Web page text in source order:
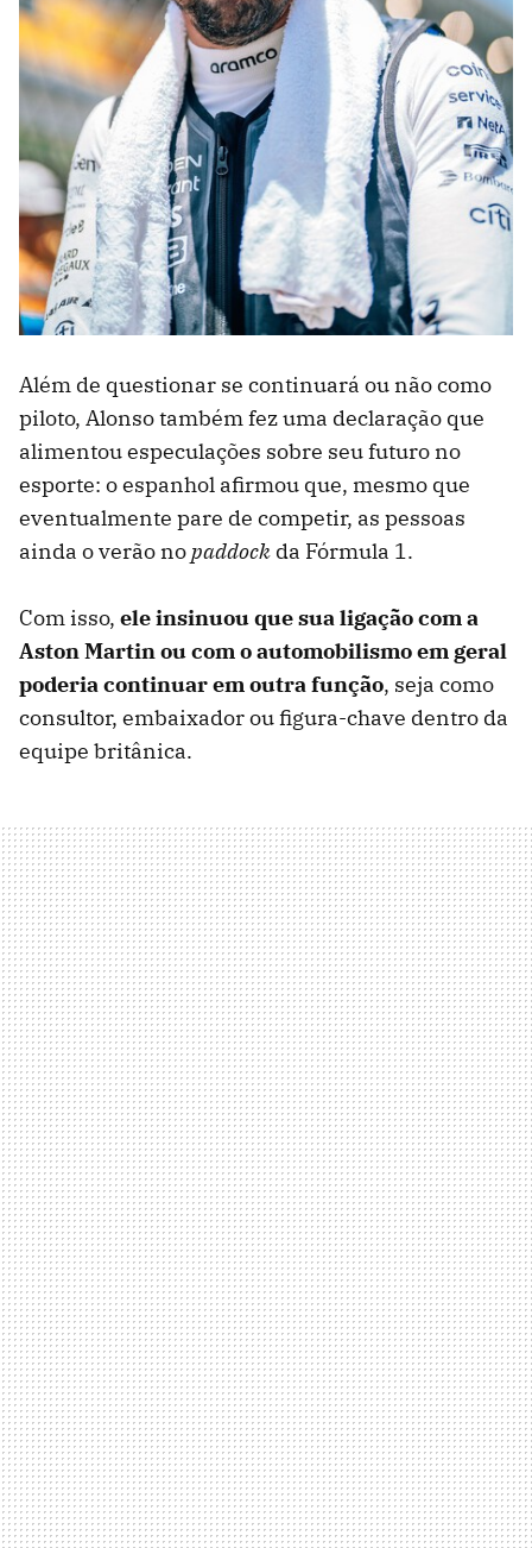
Além de questionar se continuará ou não como
piloto, Alonso também fez uma declaração que
alimentou especulações sobre seu futuro no
esporte: o espanhol afirmou que, mesmo que
eventualmente pare de competir, as pessoas
ainda o verão nopaddock da Fórmula 1.
Com isso, ele insinuou que sua ligação com a
Aston Martin ou com o automobilismo em geral
poderia continuar em outra função, seja como
consultor, embaixador ou figura-chave dentro da
equipe britânica.